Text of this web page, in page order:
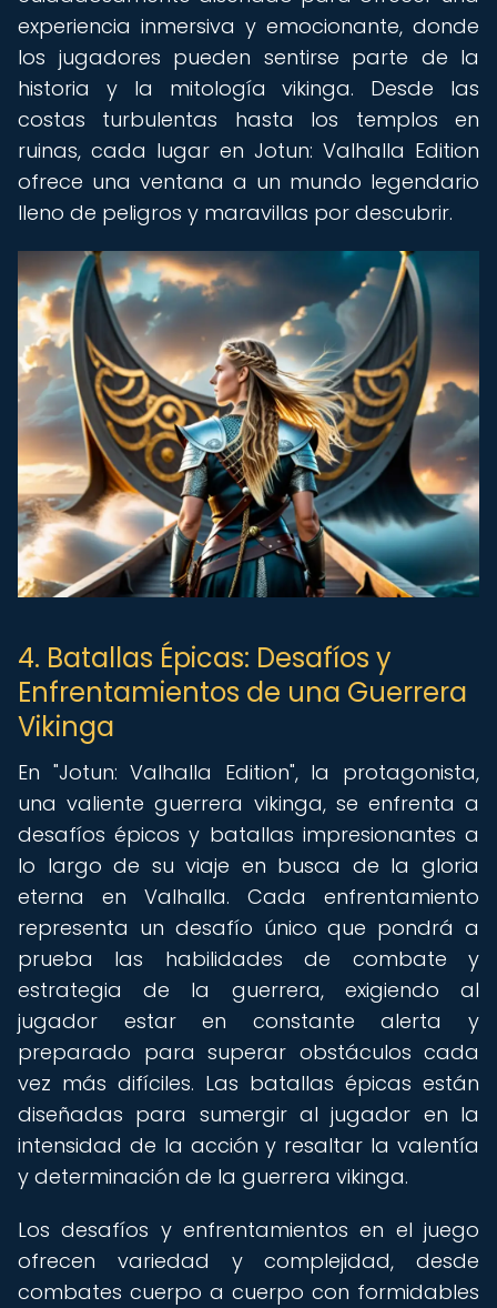
experiencia inmersiva y emocionante, donde
los jugadores pueden sentirse parte de la
historia y la mitología vikinga. Desde las
costas turbulentas hasta los templos en
ruinas, cada lugar en Jotun: Valhalla Edition
ofrece una ventana a un mundo legendario
lleno de peligros y maravillas por descubrir.
4. Batallas Épicas: Desafíos y
Enfrentamientos de una Guerrera
Vikinga
En "Jotun: Valhalla Edition", la protagonista,
una valiente guerrera vikinga, se enfrenta a
desafíos épicos y batallas impresionantes a
lo largo de su viaje en busca de la gloria
eterna en Valhalla. Cada enfrentamiento
representa un desafío único que pondrá a
prueba las habilidades de combate y
estrategia de la guerrera, exigiendo al
jugador estar en constante alerta y
preparado para superar obstáculos cada
vez más difíciles. Las batallas épicas están
diseñadas para sumergir al jugador en la
intensidad de la acción y resaltar la valentía
y determinación de la guerrera vikinga.
Los desafíos y enfrentamientos en el juego
ofrecen variedad y complejidad, desde
combates cuerpo a cuerpo con formidables